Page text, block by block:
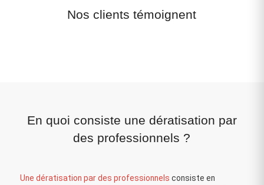
Nos clients témoignent
En quoi consiste une dératisation par
des professionnels ?
Une dératisation par des professionnels consiste en